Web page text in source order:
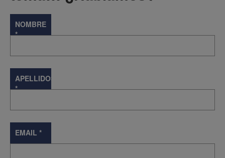
NOMBRE
*
APELLIDOS
*
EMAIL *